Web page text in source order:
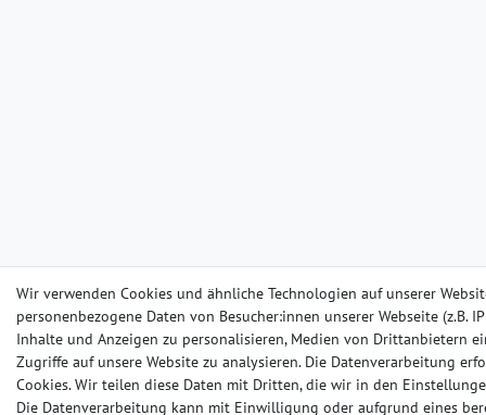
Wir verwenden Cookies und ähnliche Technologien auf unserer
personenbezogene Daten von Besucher:innen unserer Webseite (z.B.
Inhalte und Anzeigen zu personalisieren, Medien von Drittanbietern
Zugriffe auf unsere Website zu analysieren. Die Datenverarbeitung
Cookies. Wir teilen diese Daten mit Dritten, die wir in den
Die Datenverarbeitung kann mit Einwilligung oder aufgrund eines